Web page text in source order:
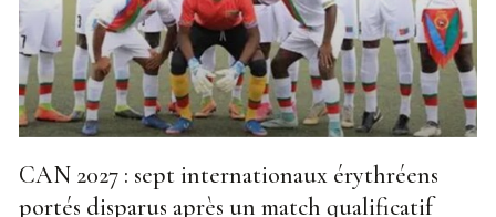
CAN 2027 : sept internationaux érythréens
portés disparus après un match qualificatif